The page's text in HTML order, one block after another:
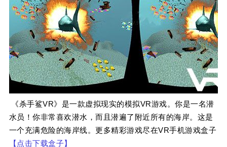
《杀手鲨VR》是一款虚拟现实的模拟VR游戏。你是一名潜
水员！你非常喜欢潜水，而且潜遍了附近所有的海岸。这是
一个充满危险的海岸线。更多精彩游戏尽在VR手机游戏盒子
【点击下载盒子】